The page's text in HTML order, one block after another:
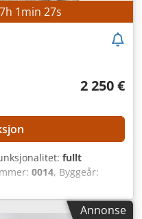
7h 1min 24s
2 250 €
fullt
0014, Byggeår:
1 614 mm,
triplex
, Ingen Annonse